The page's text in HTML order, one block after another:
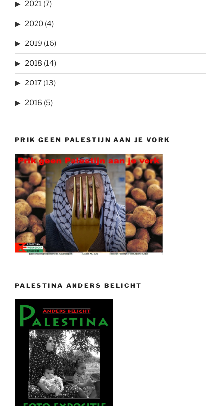
2021 (7)
2020 (4)
2019 (16)
2018 (14)
2017 (13)
2016 (5)
PRIK GEEN PALESTIJN AAN JE VORK
PALESTINA ANDERS BELICHT